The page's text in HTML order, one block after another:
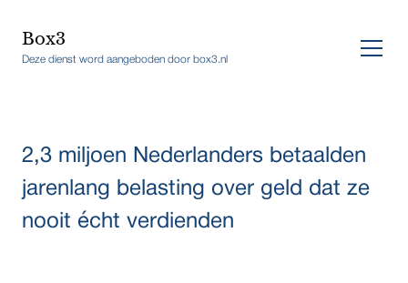
Box3
Deze dienst word aangeboden door box3.nl
2,3 miljoen Nederlanders betaalden
jarenlang belasting over geld dat ze
nooit écht verdienden